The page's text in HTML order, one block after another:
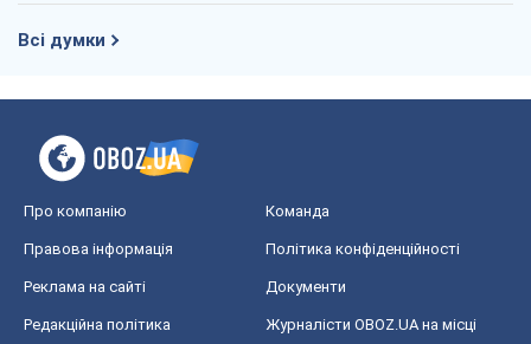
Всі думки
Про компанію Команда
Правова інформація Політика конфіденційності
Реклама на сайті Документи
Редакційна політика
Журналісти OBOZ.UA на місці